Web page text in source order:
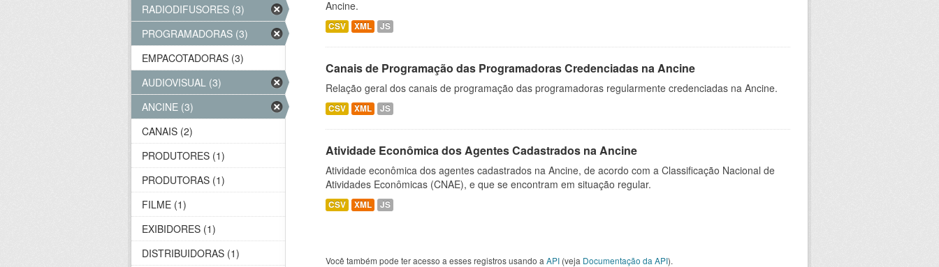
Ancine.
CSV XML JS
Canais de Programação das Programadoras Credenciadas na Ancine
Relação geral dos canais de programação das programadoras regularmente credenciadas na Ancine.
CSV XML JS
Atividade Econômica dos Agentes Cadastrados na Ancine
Atividade econômica dos agentes cadastrados na Ancine, de acordo com a Classificação Nacional de
Atividades Econômicas (CNAE), e que se encontram em situação regular.
CSV XML JS
Você também pode ter acesso a esses registros usando a API (veja Documentação da API).
RADIODIFUSORES (3)
PROGRAMADORAS (3)
EMPACOTADORAS (3)
AUDIOVISUAL (3)
ANCINE (3)
CANAIS (2)
PRODUTORES (1)
PRODUTORAS (1)
FILME (1)
EXIBIDORES (1)
DISTRIBUIDORAS (1)